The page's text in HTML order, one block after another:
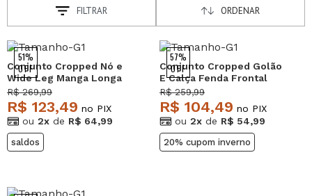
FILTRAR ORDENAR
51%
OFF
Conjunto Cropped Nó e
Wide Leg Manga Longa
Malha Azul Salvatore
R$ 269,99
R$ 123,49 no PIX
ou 2x de R$ 64,99
saldos
57%
OFF
Conjunto Cropped Golão
E Calça Fenda Frontal
Malha Caramelo
Salvatore
R$ 259,99
R$ 104,49 no PIX
ou 2x de R$ 54,99
20% cupom inverno